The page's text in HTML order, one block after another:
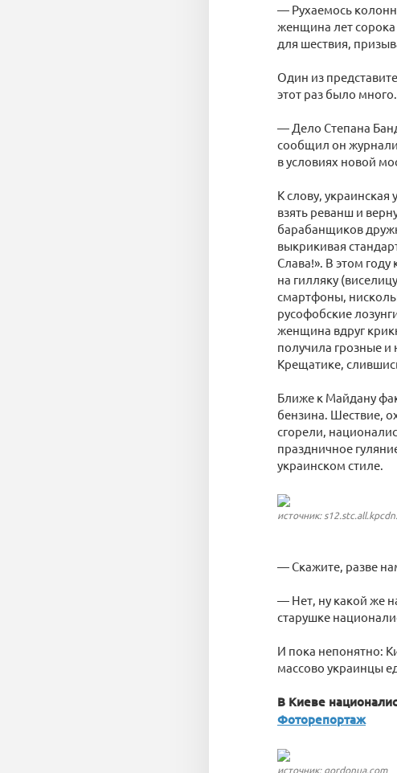
— Рухаемось
женщина лет сорока
для шествия,
Один из
этот раз было много.
— Дело Степана
сообщил он
в условиях новой
К слову, украинская
взять реванш и
барабанщиков
выкрикивая
Слава!». В этом
на гилляку
смартфоны,
русофобские
женщина вдруг
получила грозные и
Крещатике,
Ближе к Майдану
бензина. Шествие,
сгорели,
праздничное
украинском стиле.
источник:
— Скажите, разве
— Нет, ну какой же
старушке
И пока непонятно:
массово украинцы
В Киеве
Фоторепортаж
источник: gordonua.com